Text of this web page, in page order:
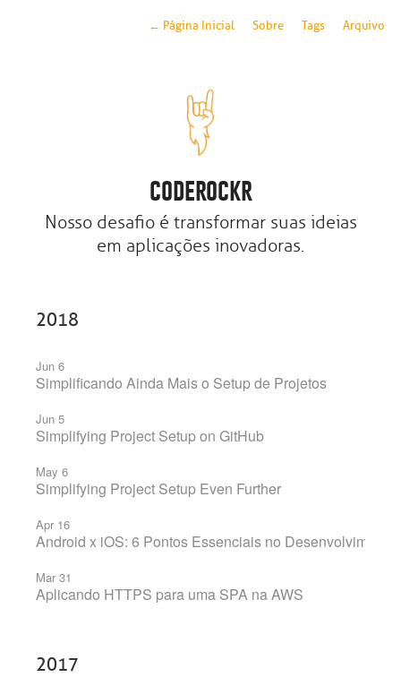
← Página Inicial Sobre Tags Arquivo
coderockr
Nosso desafio é transformar suas ideias
em aplicações inovadoras.
2018
Jun 6
Simplificando Ainda Mais o Setup de Projetos
Jun 5
Simplifying Project Setup on GitHub
May 6
Simplifying Project Setup Even Further
Apr 16
Android x iOS: 6 Pontos Essenciais no
Mar 31
Aplicando HTTPS para uma SPA na AWS
2017